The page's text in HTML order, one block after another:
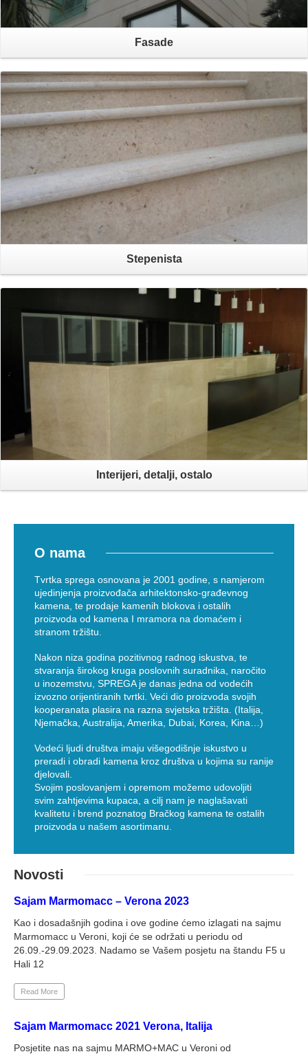
Fasade
Otvori
Stepenista
Otvori
Interijeri, detalji, ostalo
O nama
Tvrtka sprega osnovana je 2001 godine, s namjerom
ujedinjenja proizvođača arhitektonsko-građevnog
kamena, te prodaje kamenih blokova i ostalih
proizvoda od kamena I mramora na domaćem i
stranom tržištu.
Nakon niza godina pozitivnog radnog iskustva, te
stvaranja širokog kruga poslovnih suradnika, naročito
u inozemstvu, SPREGA je danas jedna od vodećih
izvozno orijentiranih tvrtki. Veći dio proizvoda svojih
kooperanata plasira na razna svjetska tržišta. (Italija,
Njemačka, Australija, Amerika, Dubai, Korea, Kina…)
Vodeći ljudi društva imaju višegodišnje iskustvo u
preradi i obradi kamena kroz društva u kojima su ranije
djelovali.
Svojim poslovanjem i opremom možemo udovoljiti
svim zahtjevima kupaca, a cilj nam je naglašavati
kvalitetu i brend poznatog Bračkog kamena te ostalih
proizvoda u našem asortimanu.
Novosti
Sajam Marmomacc – Verona 2023
Kao i dosadašnjih godina i ove godine ćemo izlagati na sajmu
Marmomacc u Veroni, koji će se održati u periodu od
26.09.-29.09.2023. Nadamo se Vašem posjetu na štandu F5 u
Hali 12
Read More
Sajam Marmomacc 2021 Verona, Italija
Posjetite nas na sajmu MARMO+MAC u Veroni od